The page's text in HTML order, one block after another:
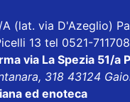
(lat. via D'Azeglio)
13 tel 0521-711708
via La Spezia 51/a
318 43124
ed enoteca